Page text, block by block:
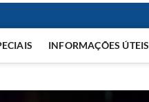
INFORMAÇÕES ÚTEIS